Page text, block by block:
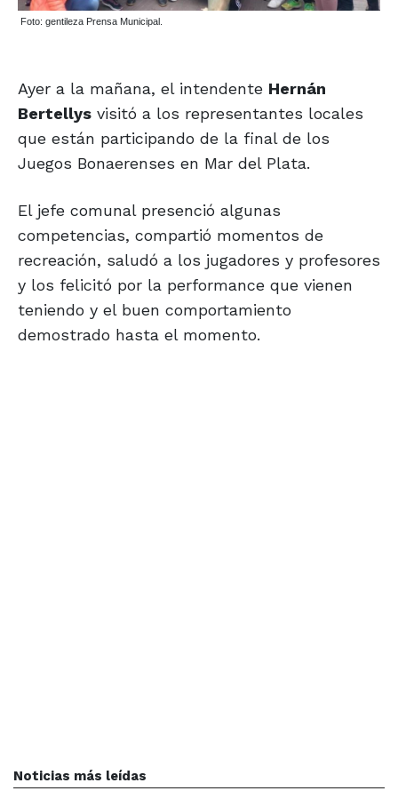
Foto: gentileza Prensa Municipal.
Ayer a la mañana, el intendente Hernán
Bertellys visitó a los representantes locales
que están participando de la final de los
Juegos Bonaerenses en Mar del Plata.
El jefe comunal presenció algunas
competencias, compartió momentos de
recreación, saludó a los jugadores y profesores
y los felicitó por la performance que vienen
teniendo y el buen comportamiento
demostrado hasta el momento.
Noticias más leídas